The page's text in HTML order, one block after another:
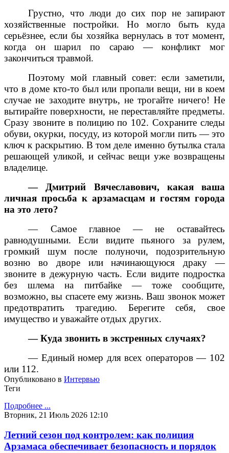
Грустно, что люди до сих пор не запирают
хозяйственные постройки. Но могло быть куда
серьёзнее, если бы хозяйка вернулась в тот момент,
когда он шарил по сараю — конфликт мог
закончиться травмой.
Поэтому мой главный совет: если заметили,
что в доме кто-то был или пропали вещи, ни в коем
случае не заходите внутрь, не трогайте ничего! Не
вытирайте поверхности, не переставляйте предметы.
Сразу звоните в полицию по 102. Сохраните следы
обуви, окурки, посуду, из которой могли пить — это
ключ к раскрытию. В том деле именно бутылка стала
решающей уликой, и сейчас вещи уже возвращены
владелице.
— Дмитрий Вячеславович, какая ваша
личная просьба к арзамасцам и гостям города
на это лето?
— Самое главное — не оставайтесь
равнодушными. Если видите пьяного за рулем,
громкий шум после полуночи, подозрительную
возню во дворе или начинающуюся драку —
звоните в дежурную часть. Если видите подростка
без шлема на питбайке — тоже сообщите,
возможно, вы спасете ему жизнь. Ваш звонок может
предотвратить трагедию. Берегите себя, свое
имущество и уважайте отдых других.
— Куда звонить в экстренных случаях?
— Единый номер для всех операторов — 102
или 112.
Опубликовано в Интервью
Теги
Подробнее ...
Вторник, 21 Июль 2026 12:10
Летний сезон под контролем: как полиция
Арзамаса обеспечивает безопасность и порядок